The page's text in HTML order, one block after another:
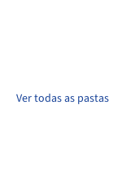
Ver todas as pastas